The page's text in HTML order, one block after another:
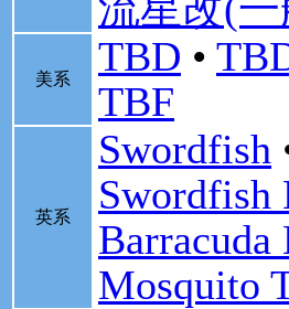
美系 TBD •
TBF
英系
Swordfish
Mosquito